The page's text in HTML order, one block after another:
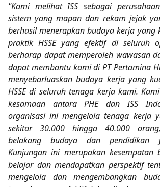
"Kami melihat ISS sebagai
sistem yang mapan dan rekam jejak
berhasil menerapkan budaya kerja yang
praktik HSSE yang efektif di seluruh
berharap dapat memperoleh wawasan
dapat membantu kami di PT Pertamina
menyebarluaskan budaya kerja yang
HSSE di seluruh tenaga kerja kami.
kesamaan antara PHE dan ISS
organisasi ini mengelola tenaga kerja
sekitar 30.000 hingga 40.000
belakang budaya dan pendidikan
Kunjungan ini merupakan
belajar dan mendapatkan perspektif
mengelola dan mengembangkan